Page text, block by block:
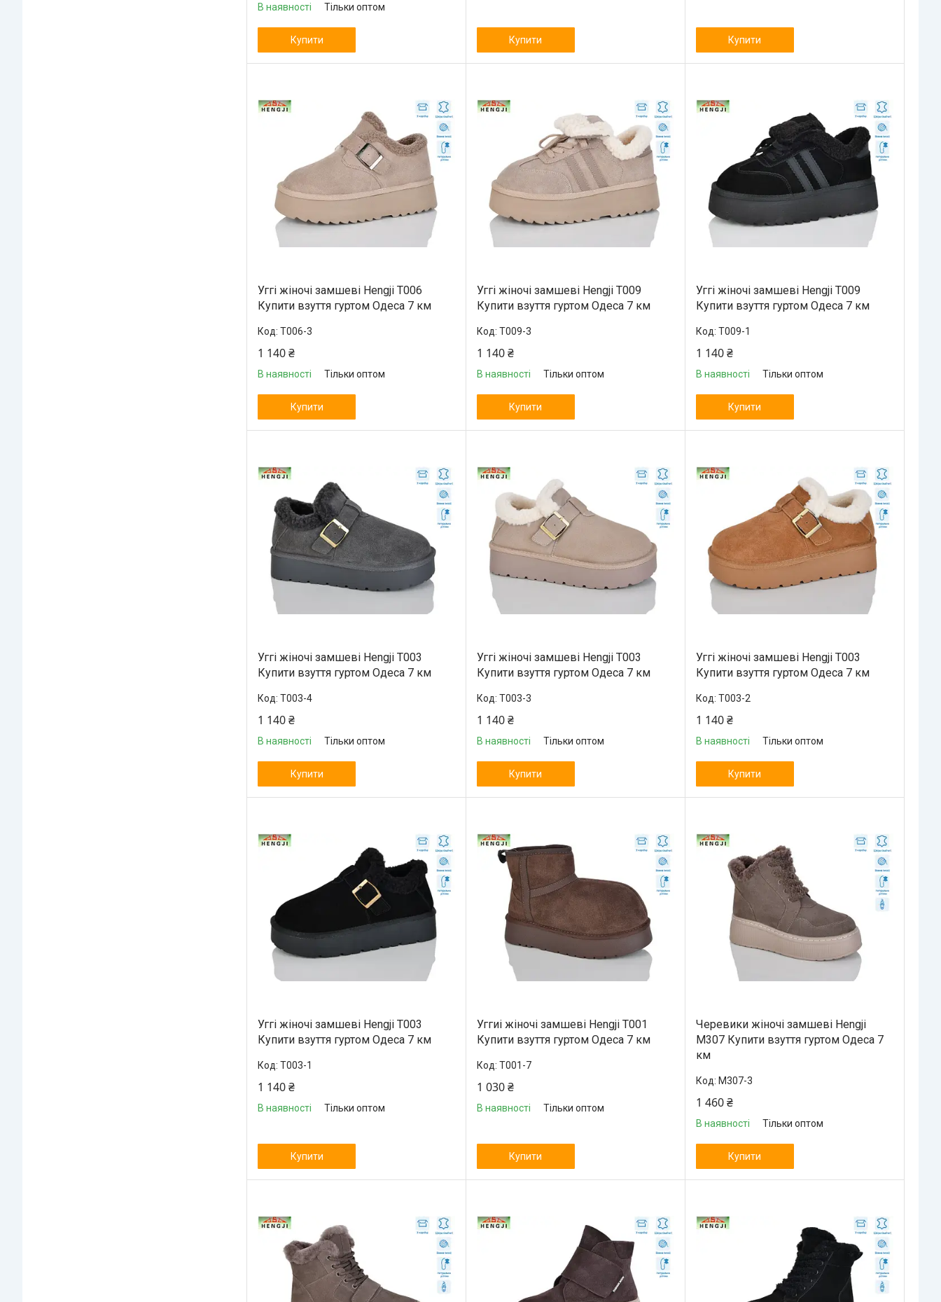
В наявності Тільки оптом
Купити Купити Купити
Уггі жіночі замшеві Hengji T006
Купити взуття гуртом Одеса 7 км
T006-3
1 140 ₴
В наявності Тільки оптом
Купити
Уггі жіночі замшеві Hengji T009
Купити взуття гуртом Одеса 7 км
T009-3
1 140 ₴
В наявності Тільки оптом
Купити
Уггі жіночі замшеві Hengji T009
Купити взуття гуртом Одеса 7 км
T009-1
1 140 ₴
В наявності Тільки оптом
Купити
Уггі жіночі замшеві Hengji T003
Купити взуття гуртом Одеса 7 км
T003-4
1 140 ₴
В наявності Тільки оптом
Купити
Уггі жіночі замшеві Hengji T003
Купити взуття гуртом Одеса 7 км
T003-3
1 140 ₴
В наявності Тільки оптом
Купити
Уггі жіночі замшеві Hengji T003
Купити взуття гуртом Одеса 7 км
T003-2
1 140 ₴
В наявності Тільки оптом
Купити
Уггі жіночі замшеві Hengji T003
Купити взуття гуртом Одеса 7 км
T003-1
1 140 ₴
В наявності Тільки оптом
Купити
Уггиі жіночі замшеві Hengji T001
Купити взуття гуртом Одеса 7 км
T001-7
1 030 ₴
В наявності Тільки оптом
Купити
Черевики жіночі замшеві Hengji
M307 Купити взуття гуртом Одеса 7
км
M307-3
1 460 ₴
В наявності Тільки оптом
Купити